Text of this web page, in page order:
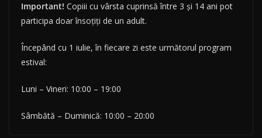
Important! Copiii cu vârsta cuprinsă între 3 și 14 ani pot
participa doar însoțiți de un adult.
Începând cu 1 iulie, în fiecare zi este următorul program
estival:
Luni – Vineri: 10:00 – 19:00
Sâmbătă – Duminică: 10:00 – 20:00